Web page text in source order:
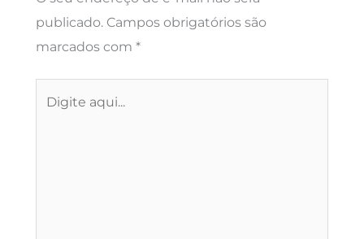
publicado. Campos obrigatórios são
marcados com *